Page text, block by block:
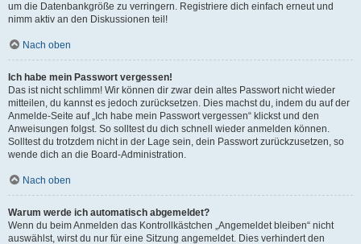
um die Datenbankgröße zu verringern. Registriere dich einfach erneut und
nimm aktiv an den Diskussionen teil!
Nach oben
Ich habe mein Passwort vergessen!
Das ist nicht schlimm! Wir können dir zwar dein altes Passwort nicht wieder
mitteilen, du kannst es jedoch zurücksetzen. Dies machst du, indem du auf der
Anmelde-Seite auf „Ich habe mein Passwort vergessen“ klickst und den
Anweisungen folgst. So solltest du dich schnell wieder anmelden können.
Solltest du trotzdem nicht in der Lage sein, dein Passwort zurückzusetzen, so
wende dich an die Board-Administration.
Nach oben
Warum werde ich automatisch abgemeldet?
Wenn du beim Anmelden das Kontrollkästchen „Angemeldet bleiben“ nicht
auswählst, wirst du nur für eine Sitzung angemeldet. Dies verhindert den